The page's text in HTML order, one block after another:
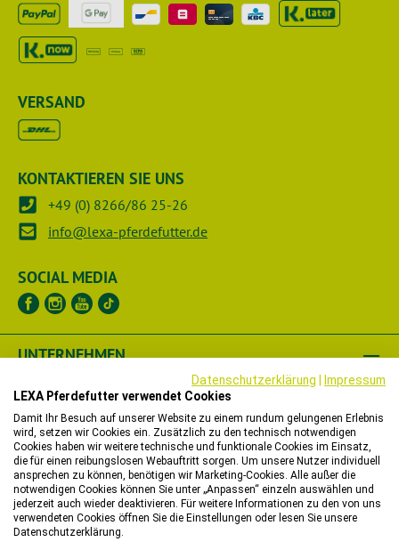
VERSAND
KONTAKTIEREN SIE UNS
+49 (0) 8266/86 25-26
info@lexa-pferdefutter.de
SOCIAL MEDIA
UNTERNEHMEN
RECHTLICHES
HÄNDLER
WIR HELFEN IHNEN
Bitte beachten Sie, dass wir in unserem Onlineshop nur
Bestellungen mit einer Lieferadresse in Deutschland,
Datenschutzerklärung
Impressum
LEXA Pferdefutter verwendet Cookies
Damit Ihr Besuch auf unserer Website zu einem rundum gelungenen Erlebnis
wird, setzen wir Cookies ein. Zusätzlich zu den technisch notwendigen
Cookies haben wir weitere technische und funktionale Cookies im Einsatz,
die für einen reibungslosen Webauftritt sorgen. Um unsere Nutzer individuell
ansprechen zu können, benötigen wir Marketing-Cookies. Alle außer die
notwendigen Cookies können Sie unter „Anpassen“ einzeln auswählen und
jederzeit auch wieder deaktivieren. Für weitere Informationen zu den von uns
verwendeten Cookies öffnen Sie die Einstellungen oder lesen Sie unsere
Datenschutzerklärung.